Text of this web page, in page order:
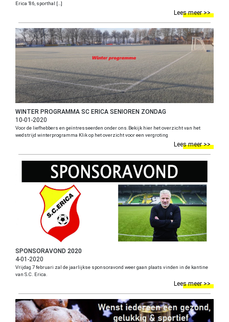
Erica ’86, sporthal […]
Lees meer >>
WINTER PROGRAMMA SC ERICA SENIOREN ZONDAG
10-01-2020
Voor de liefhebbers en geïntresseerden onder ons.Bekijk hier het overzicht van het
wedstrijd winterprogramma Klik op het overzicht voor een vergroting
Lees meer >>
SPONSORAVOND 2020
4-01-2020
Vrijdag 7 februari zal de jaarlijkse sponsoravond weer gaan plaats vinden in de kantine
van S.C. Erica.
Lees meer >>